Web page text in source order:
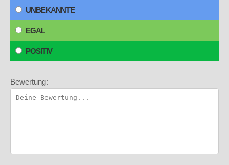
UNBEKANNTE
EGAL
POSITIV
Bewertung: